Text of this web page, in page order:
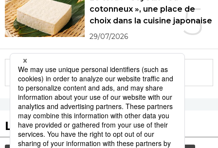
5
cotonneux », une place de
choix dans la cuisine japonaise
29/07/2026
More in this series
Les tags populaires